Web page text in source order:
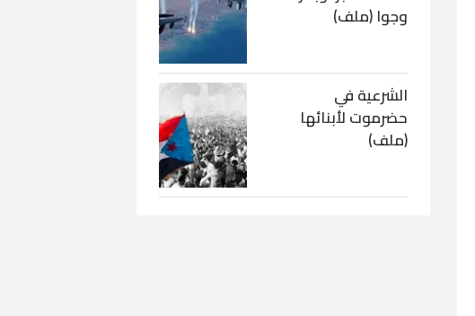
وجوا (ملف)
الشرعية في
حضرموت لأبنائها
(ملف)